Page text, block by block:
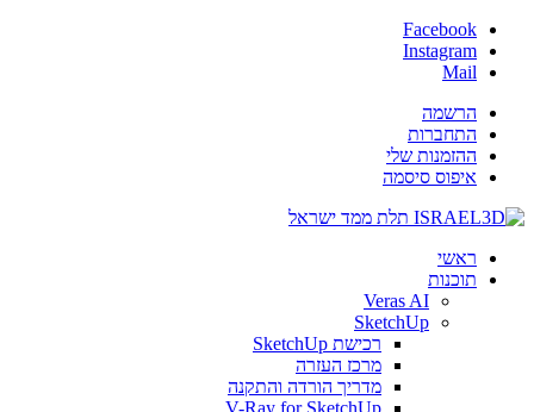
Facebook
Instagram
Mail
הרשמה
התחברות
ההזמנות שלי
איפוס סיסמה
ראשי
תוכנות
Veras AI
SketchUp
רכישת SketchUp
מרכז העזרה
מדריך הורדה והתקנה
V-Ray for SketchUp